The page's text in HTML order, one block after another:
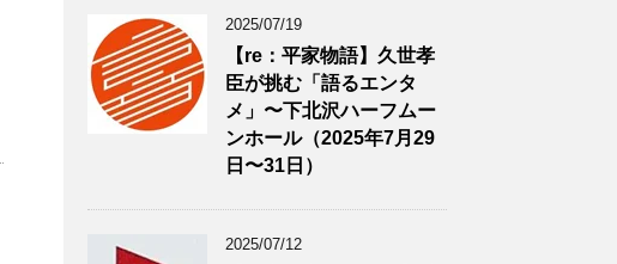
2025/07/19
【re：平家物語】久世孝
臣が挑む「語るエンタ
メ」〜下北沢ハーフムー
ンホール（2025年7月29
日〜31日）
2025/07/12